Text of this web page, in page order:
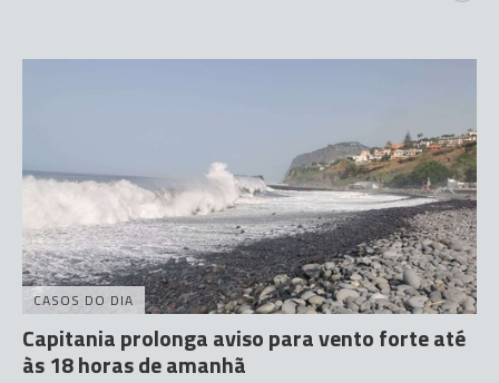
CASOS DO DIA
Capitania prolonga aviso para vento forte até
às 18 horas de amanhã